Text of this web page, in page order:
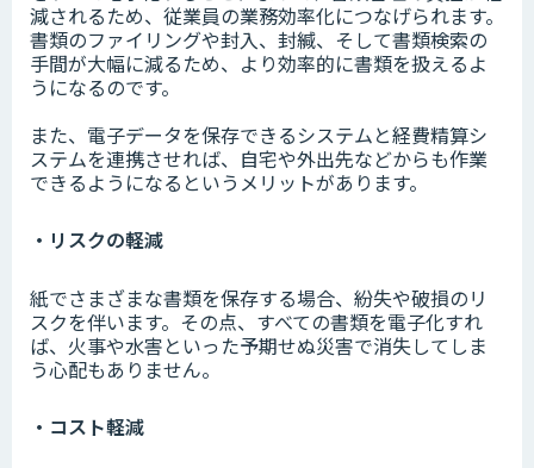
減されるため、従業員の業務効率化につなげられます。
書類のファイリングや封入、封緘、そして書類検索の
手間が大幅に減るため、より効率的に書類を扱えるよ
うになるのです。
また、電子データを保存できるシステムと経費精算シ
ステムを連携させれば、自宅や外出先などからも作業
できるようになるというメリットがあります。
・リスクの軽減
紙でさまざまな書類を保存する場合、紛失や破損のリ
スクを伴います。その点、すべての書類を電子化すれ
ば、火事や水害といった予期せぬ災害で消失してしま
う心配もありません。
・コスト軽減